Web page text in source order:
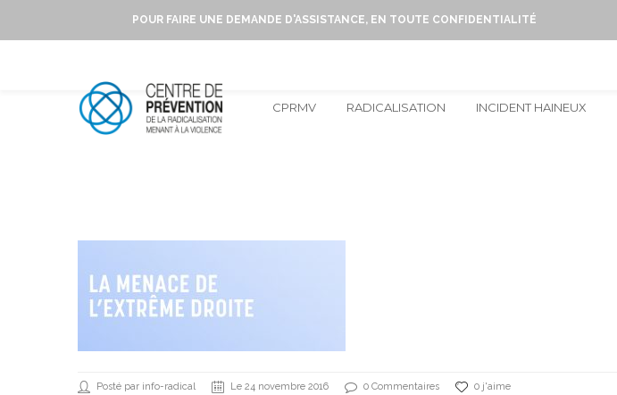
POUR FAIRE UNE DEMANDE D'ASSISTANCE, EN TOUTE CONFIDENTIALITÉ
CPRMV RADICALISATION INCIDENT HAINEUX
Posté par info-radical Le 24 novembre 2016 0 Commentaires 0 j'aime